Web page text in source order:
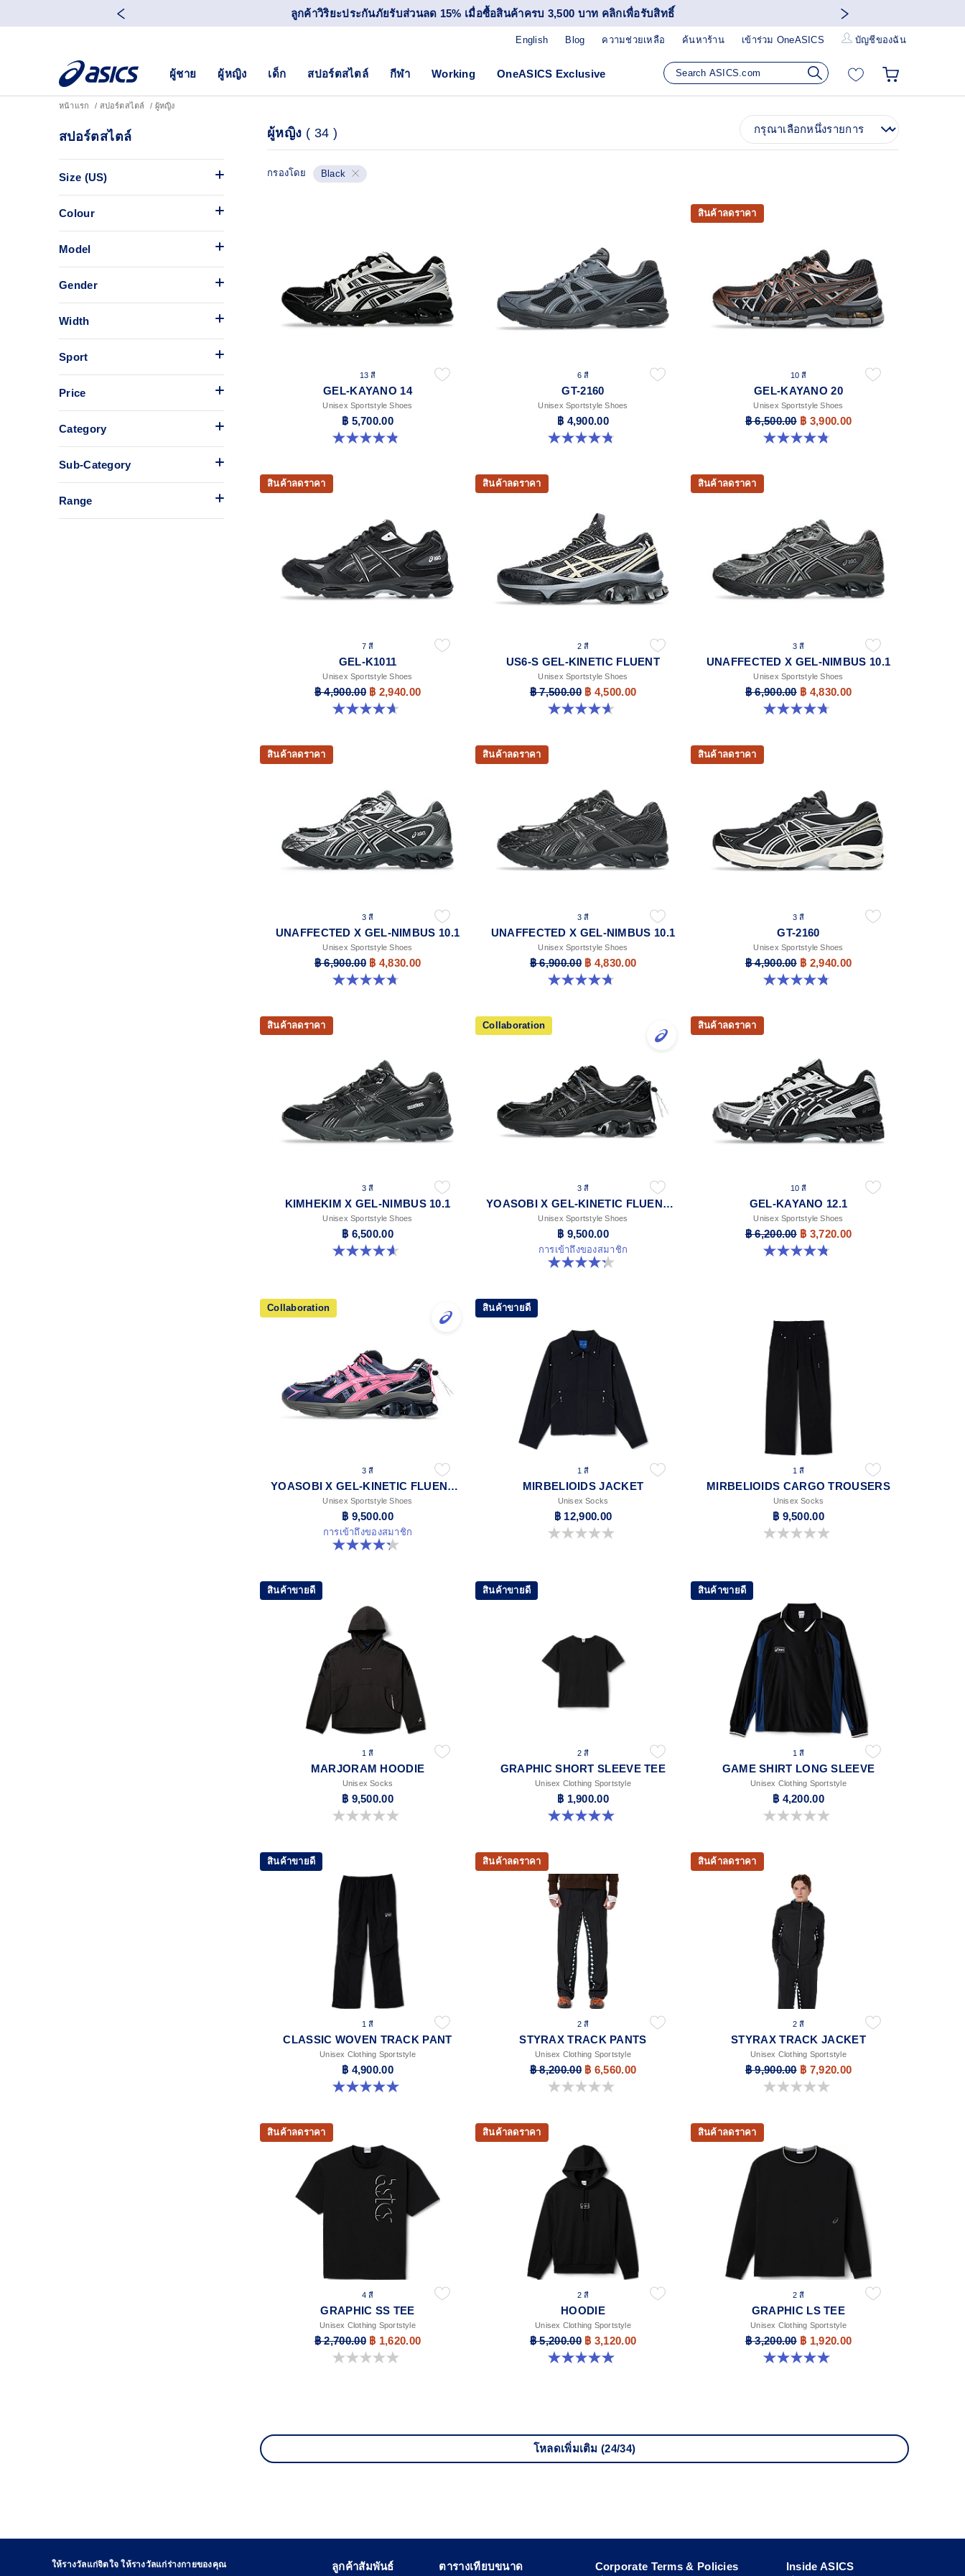
ลูกค้าวิริยะประกันภัยรับส่วนลด 15% เมื่อซื้อสินค้าครบ 3,500 บาท คลิกเพื่อรับสิทธิ์
Blog ความช่วยเหลือ ค้นหาร้าน เข้าร่วม OneASICS บัญชีของฉัน
English
ผู้ชาย ผู้หญิง เด็ก สปอร์ตสไตล์ กีฬา Working OneASICS Exclusive
หน้าแรก สปอร์ตสไตล์ ผู้หญิง
สปอร์ตสไตล์
Size (US)
Colour
Model
Gender
Width
Sport
Price
Category
Sub-Category
Range
ผู้หญิง ( 34 )
กรองโดย Black
13 สี
GEL-KAYANO 14
Unisex Sportstyle Shoes
฿ 5,700.00
4.8 จาก 5 ดาว 1719 รีวิว
6 สี
GT-2160
Unisex Sportstyle Shoes
฿ 4,900.00
4.8 จาก 5 ดาว 457 รีวิว
สินค้าลดราคา
10 สี
GEL-KAYANO 20
Unisex Sportstyle Shoes
฿ 6,500.00 ฿ 3,900.00
4.8 จาก 5 ดาว 221 รีวิว
สินค้าลดราคา
7 สี
GEL-K1011
Unisex Sportstyle Shoes
฿ 4,900.00 ฿ 2,940.00
4.7 จาก 5 ดาว 6 รีวิว
สินค้าลดราคา
2 สี
US6-S GEL-KINETIC FLUENT
Unisex Sportstyle Shoes
฿ 7,500.00 ฿ 4,500.00
4.6 จาก 5 ดาว 11 รีวิว
สินค้าลดราคา
3 สี
UNAFFECTED X GEL-NIMBUS 10.1
Unisex Sportstyle Shoes
฿ 6,900.00 ฿ 4,830.00
4.7 จาก 5 ดาว 15 รีวิว
สินค้าลดราคา
3 สี
UNAFFECTED X GEL-NIMBUS 10.1
Unisex Sportstyle Shoes
฿ 6,900.00 ฿ 4,830.00
4.7 จาก 5 ดาว 15 รีวิว
สินค้าลดราคา
3 สี
UNAFFECTED X GEL-NIMBUS 10.1
Unisex Sportstyle Shoes
฿ 6,900.00 ฿ 4,830.00
4.7 จาก 5 ดาว 15 รีวิว
สินค้าลดราคา
3 สี
GT-2160
Unisex Sportstyle Shoes
฿ 4,900.00 ฿ 2,940.00
4.8 จาก 5 ดาว 501 รีวิว
สินค้าลดราคา
3 สี
KIMHEKIM X GEL-NIMBUS 10.1
Unisex Sportstyle Shoes
฿ 6,500.00
4.6 จาก 5 ดาว 15 รีวิว
Collaboration
3 สี
YOASOBI X GEL-KINETIC FLUENT Y
Unisex Sportstyle Shoes
฿ 9,500.00
การเข้าถึงของสมาชิก
4.3 จาก 5 ดาว 15 รีวิว
สินค้าลดราคา
10 สี
GEL-KAYANO 12.1
Unisex Sportstyle Shoes
฿ 6,200.00 ฿ 3,720.00
4.8 จาก 5 ดาว 208 รีวิว
Collaboration
3 สี
YOASOBI X GEL-KINETIC FLUENT Y
Unisex Sportstyle Shoes
฿ 9,500.00
การเข้าถึงของสมาชิก
4.3 จาก 5 ดาว 15 รีวิว
สินค้าขายดี
1 สี
MIRBELIOIDS JACKET
Unisex Socks
฿ 12,900.00
0.0 จาก 5 ดาว
1 สี
MIRBELIOIDS CARGO TROUSERS
Unisex Socks
฿ 9,500.00
0.0 จาก 5 ดาว
สินค้าขายดี
1 สี
MARJORAM HOODIE
Unisex Socks
฿ 9,500.00
0.0 จาก 5 ดาว
สินค้าขายดี
2 สี
GRAPHIC SHORT SLEEVE TEE
Unisex Clothing Sportstyle
฿ 1,900.00
5.0 จาก 5 ดาว 1 รีวิว
สินค้าขายดี
1 สี
GAME SHIRT LONG SLEEVE
Unisex Clothing Sportstyle
฿ 4,200.00
0.0 จาก 5 ดาว
สินค้าขายดี
1 สี
CLASSIC WOVEN TRACK PANT
Unisex Clothing Sportstyle
฿ 4,900.00
5.0 จาก 5 ดาว 2 รีวิว
สินค้าลดราคา
2 สี
STYRAX TRACK PANTS
Unisex Clothing Sportstyle
฿ 8,200.00 ฿ 6,560.00
0.0 จาก 5 ดาว
สินค้าลดราคา
2 สี
STYRAX TRACK JACKET
Unisex Clothing Sportstyle
฿ 9,900.00 ฿ 7,920.00
0.0 จาก 5 ดาว
สินค้าลดราคา
4 สี
GRAPHIC SS TEE
Unisex Clothing Sportstyle
฿ 2,700.00 ฿ 1,620.00
0.0 จาก 5 ดาว
สินค้าลดราคา
2 สี
HOODIE
Unisex Clothing Sportstyle
฿ 5,200.00 ฿ 3,120.00
5.0 จาก 5 ดาว 2 รีวิว
สินค้าลดราคา
2 สี
GRAPHIC LS TEE
Unisex Clothing Sportstyle
฿ 3,200.00 ฿ 1,920.00
5.0 จาก 5 ดาว 2 รีวิว
โหลดเพิ่มเติม (24/34)
ให้รางวัลแก่จิตใจ ให้รางวัลแก่ร่างกายของคุณ ลูกค้าสัมพันธ์ ตารางเทียบขนาด Corporate Terms & Policies Inside ASICS